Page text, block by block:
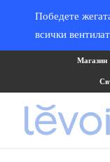
Магазин
Победете
всички